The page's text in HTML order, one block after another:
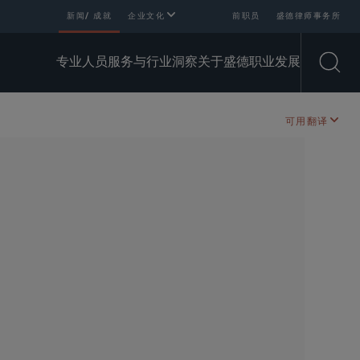
新闻/ 成就 企业文化 前职员 盛德律师事务所
专业人员服务与行业洞察关于盛德职业发展
可用翻译